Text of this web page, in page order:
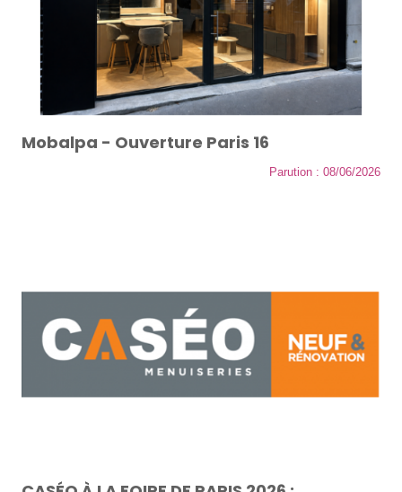
Mobalpa - Ouverture Paris 16
Parution : 08/06/2026